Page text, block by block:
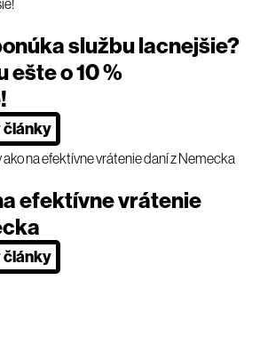
službu lacnejšie?
ešte o 10 %
články
efektívne vrátenie
články